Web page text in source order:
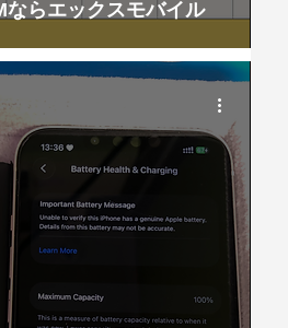
ならエックスモバイル